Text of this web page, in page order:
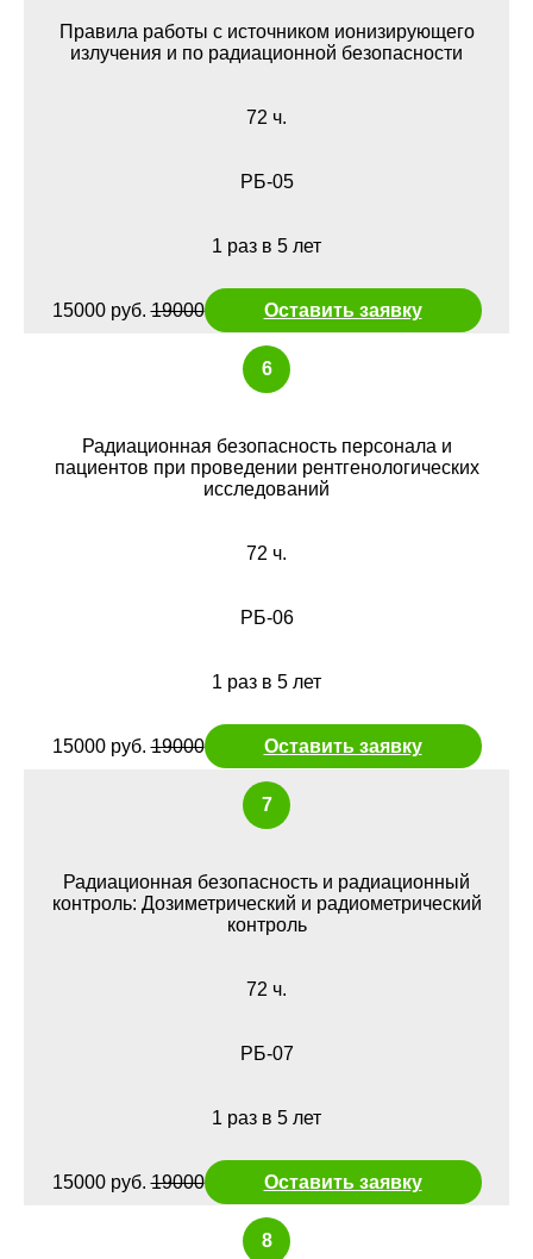
Правила работы с источником ионизирующего
излучения и по радиационной безопасности
72 ч.
РБ-05
1 раз в 5 лет
15000 руб.19000 Оставить заявку
6
Радиационная безопасность персонала и
пациентов при проведении рентгенологических
исследований
72 ч.
РБ-06
1 раз в 5 лет
15000 руб.19000 Оставить заявку
7
Радиационная безопасность и радиационный
контроль: Дозиметрический и радиометрический
контроль
72 ч.
РБ-07
1 раз в 5 лет
15000 руб.19000 Оставить заявку
8